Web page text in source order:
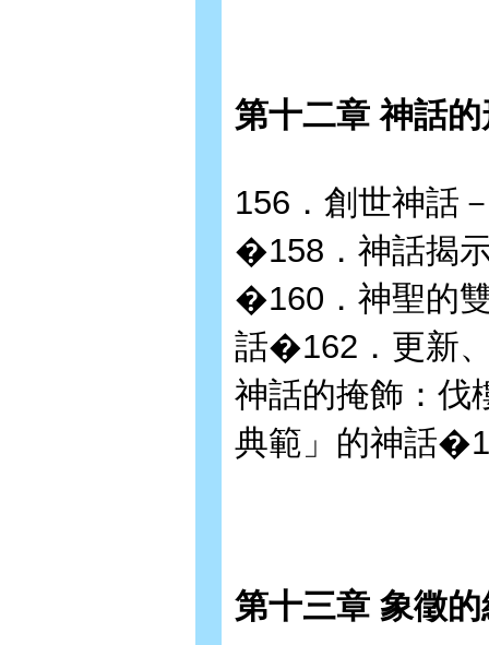
第十二章 神話
156．創世神話
�158．神話揭
�160．神聖的
話�162．更新
神話的掩飾：伐
典範」的神話
第十三章 象徵